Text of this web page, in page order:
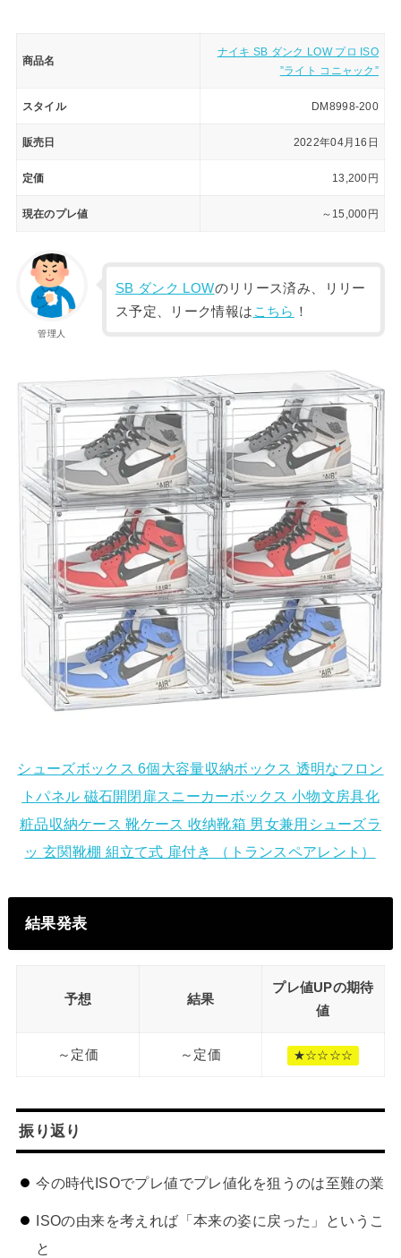
商品名
ナイキ SB ダンク LOW プロ ISO
”ライト コニャック”
スタイル DM8998-200
販売日 2022年04月16日
定価 13,200円
現在のプレ値 ～15,000円
管理人
SB ダンク LOWのリリース済み、リリー
ス予定、リーク情報は こちら ！
シューズボックス 6個大容量収納ボックス 透明なフロン
トパネル 磁石開閉扉スニーカーボックス 小物文房具化
粧品収納ケース 靴ケース 收纳靴箱 男女兼用シューズラ
ッ 玄関靴棚 組立て式 扉付き （トランスペアレント）
結果発表
予想 結果
プレ値UPの期待
値
～定価 ～定価 ★☆☆☆☆
振り返り
今の時代ISOでプレ値でプレ値化を狙うのは至難の業
ISOの由来を考えれば「本来の姿に戻った」というこ
と